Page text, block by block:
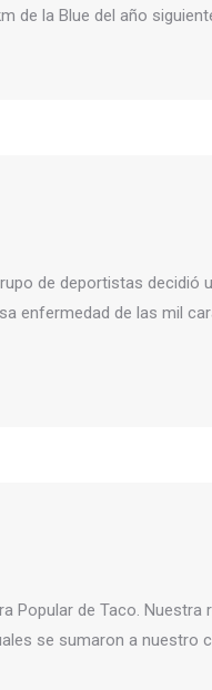
de la Blue del año
de deportistas
enfermedad de las mil
Popular de Taco. Nuestra
se sumaron a nuestro